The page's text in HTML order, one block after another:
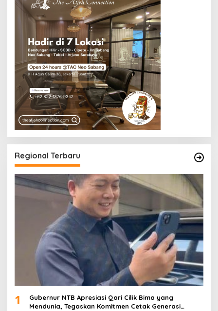
Regional Terbaru
1
Gubernur NTB Apresiasi Qari Cilik Bima yang
Mendunia, Tegaskan Komitmen Cetak Generasi